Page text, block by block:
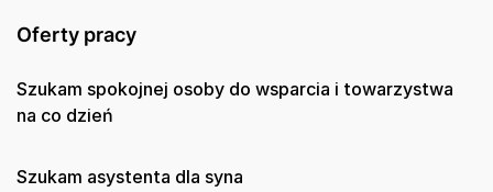
Oferty pracy
Szukam spokojnej osoby do wsparcia i towarzystwa
na co dzień
Szukam asystenta dla syna